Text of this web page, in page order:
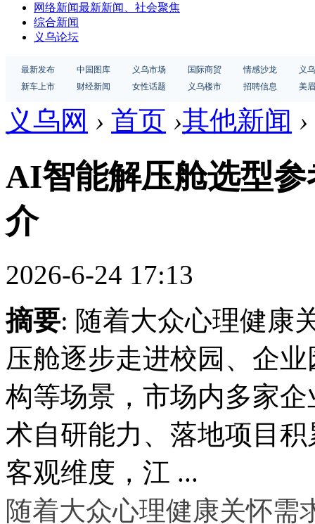
网络新闻最新新闻、社会聚焦
综合新闻
义乌论坛
最新发布 中国图库 义乌市场 国际商贸 情感沙龙
义
新车上市
财经新闻 女性话题 义乌楼市 招聘信息 美
义乌网 › 首页 ›其他新闻 ›
AI智能解压舱选型
介
2026-6-24 17:13
摘要: 随着大众心理健康
压舱逐步走进校园、企
构等场景，市场内多家
术自研能力、落地项目
客观维度，江 ...
随着大众心理健康关怀需